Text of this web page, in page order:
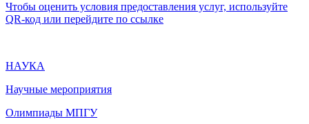
Чтобы оценить условия предоставления услуг, используйте
QR-код или перейдите по ссылке
НАУКА
Научные мероприятия
Олимпиады МПГУ